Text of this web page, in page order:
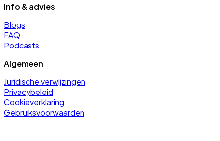
Info & advies
Blogs
FAQ
Podcasts
Algemeen
Juridische verwijzingen
Privacybeleid
Cookieverklaring
Gebruiksvoorwaarden